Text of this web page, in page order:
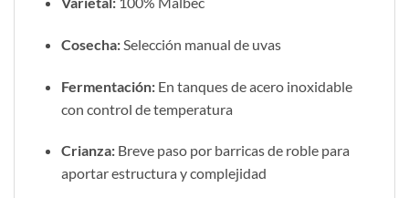
Cosecha:Selección manual de uvas
Fermentación:En tanques de acero inoxidable
con control de temperatura
Crianza:Breve paso por barricas de roble para
aportar estructura y complejidad